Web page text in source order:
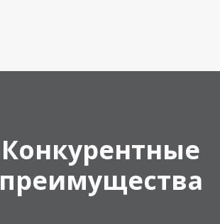
Конкурентные
преимущества